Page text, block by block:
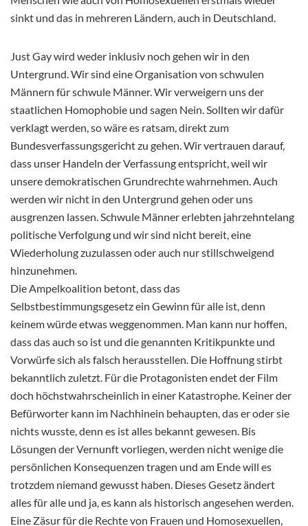
sinkt und das in mehreren Ländern, auch in Deutschland.
Just Gay wird weder inklusiv noch gehen wir in den
Untergrund. Wir sind eine Organisation von schwulen
Männern für schwule Männer. Wir verweigern uns der
staatlichen Homophobie und sagen Nein. Sollten wir dafür
verklagt werden, so wäre es ratsam, direkt zum
Bundesverfassungsgericht zu gehen. Wir vertrauen darauf,
dass unser Handeln der Verfassung entspricht, weil wir
unsere demokratischen Grundrechte wahrnehmen. Auch
werden wir nicht in den Untergrund gehen oder uns
ausgrenzen lassen. Schwule Männer erlebten jahrzehntelang
politische Verfolgung und wir sind nicht bereit, eine
Wiederholung zuzulassen oder auch nur stillschweigend
hinzunehmen.
Die Ampelkoalition betont, dass das
Selbstbestimmungsgesetz ein Gewinn für alle ist, denn
keinem würde etwas weggenommen. Man kann nur hoffen,
dass das auch so ist und die genannten Kritikpunkte und
Vorwürfe sich als falsch herausstellen. Die Hoffnung stirbt
bekanntlich zuletzt. Für die Protagonisten endet der Film
doch höchstwahrscheinlich in einer Katastrophe. Keiner der
Befürworter kann im Nachhinein behaupten, das er oder sie
nichts wusste, denn es ist alles bekannt gewesen. Bis
Lösungen der Vernunft vorliegen, werden nicht wenige die
persönlichen Konsequenzen tragen und am Ende will es
trotzdem niemand gewusst haben. Dieses Gesetz ändert
alles für alle und ja, es kann als historisch angesehen werden.
Eine Zäsur für die Rechte von Frauen und Homosexuellen,